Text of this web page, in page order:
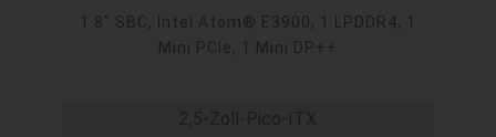
1.8" SBC, Intel Atom® E3900, 1 LPDDR4, 1
Mini PCIe, 1 Mini DP++